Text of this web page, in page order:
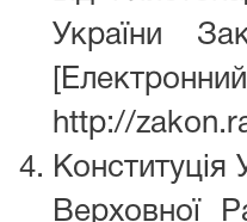
України
http://
Верховної